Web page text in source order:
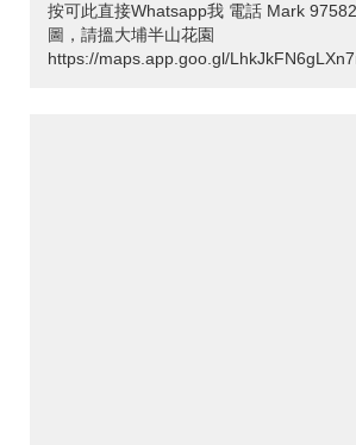
按可此直接Whatsapp我 電話 Mark
圖，請搵大埔半山花園
https://maps.app.goo.gl/